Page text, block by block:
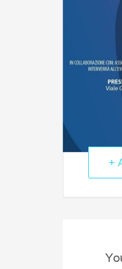
+